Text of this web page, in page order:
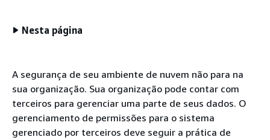
Nesta página
A segurança de seu ambiente de nuvem não para na
sua organização. Sua organização pode contar com
terceiros para gerenciar uma parte de seus dados. O
gerenciamento de permissões para o sistema
gerenciado por terceiros deve seguir a prática de